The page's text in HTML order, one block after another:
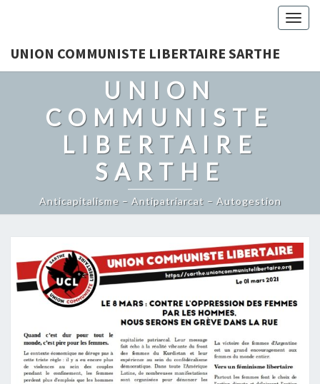
UNION COMMUNISTE LIBERTAIRE SARTHE
UNION
COMMUNISTE
LIBERTAIRE
SARTHE
Anticapitalisme – Antipatriarcat – Autogestion